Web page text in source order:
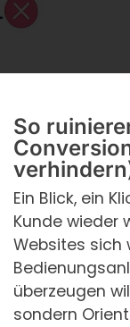
So
Ein Blick, ein
Kunde wieder
Websites sich
überzeugen
sondern